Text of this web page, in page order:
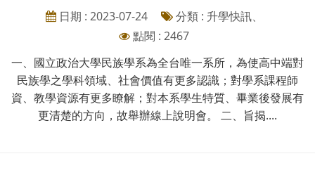
日期 : 2023-07-24
分類 : 升學快訊、
點閱 : 2467
一、國立政治大學民族學系為全台唯一系所，為使高中端對
民族學之學科領域、社會價值有更多認識；對學系課程師
資、教學資源有更多瞭解；對本系學生特質、畢業後發展有
更清楚的方向，故舉辦線上說明會。 二、旨揭....